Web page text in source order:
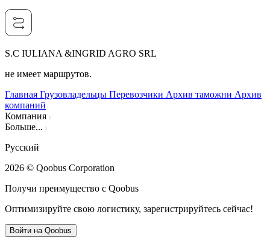
S.C IULIANA &INGRID AGRO SRL
не имеет маршрутов.
Главная Грузовладельцы Перевозчики Архив таможни Архив
компаний
Компания
Больше...
Русский
2026 © Qoobus Corporation
Получи преимущество с Qoobus
Оптимизируйте свою логистику, зарегистрируйтесь сейчас!
Войти на Qoobus